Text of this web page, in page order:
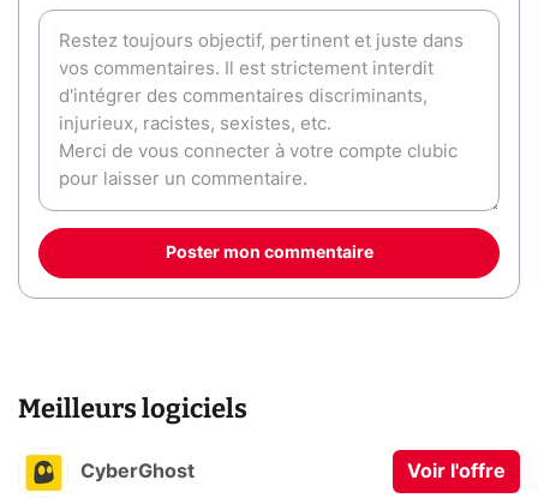
Poster mon commentaire
Meilleurs logiciels
CyberGhost Voir l'offre